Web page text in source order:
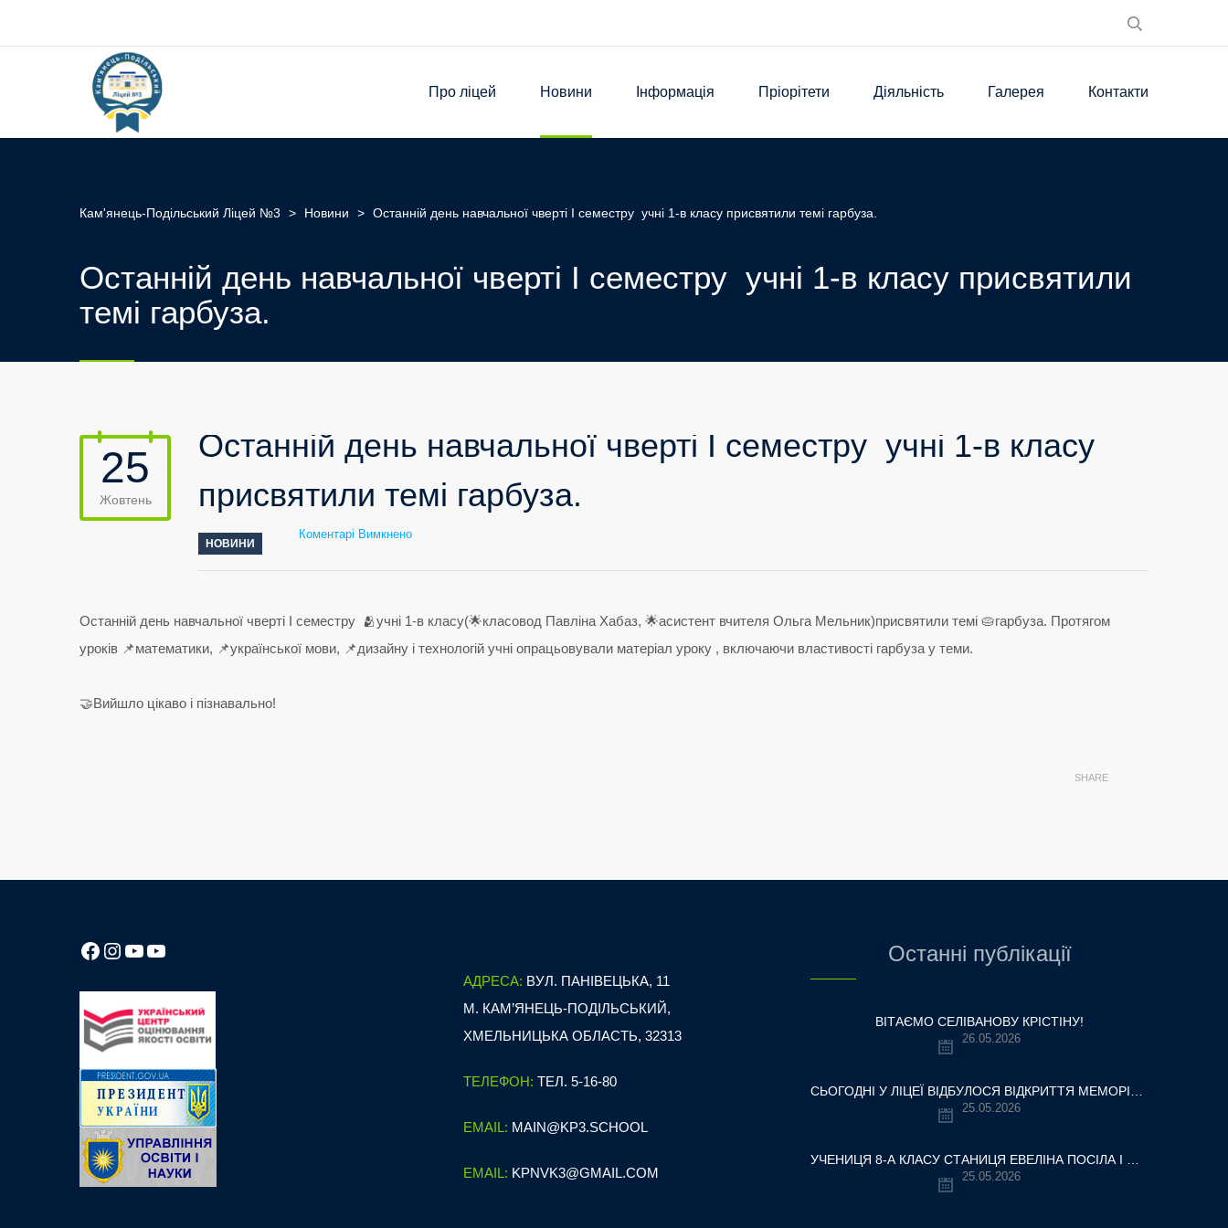
Про ліцей Новини Інформація Пріорітети Діяльність Галерея Контакти
Кам'янець-Подільський Ліцей №3 > Новини > Останній день навчальної чверті І семестру учні 1-в класу присвятили темі гарбуза.
Останній день навчальної чверті І семестру учні 1-в класу присвятили
темі гарбуза.
25
Жовтень
Останній день навчальної чверті І семестру учні 1-в класу
присвятили темі гарбуза.
НОВИНИ
Коментарі Вимкненодо
Останній
день
класу
присвятили
Останній день навчальної чверті І семестру 🫂учні 1-в класу(🌟класовод Павліна Хабаз, 🌟асистент вчителя Ольга Мельник)присвятили темі 🥧гарбуза. Протягом
уроків 📌математики, 📌української мови, 📌дизайну і технологій учні опрацьовували матеріал уроку , включаючи властивості гарбуза у теми.
🤝Вийшло цікаво і пізнавально!
SHARE
Посилання на Facebook сторінку ліцею
Instagram
Посилання на YouTube канал ліцеюПосилання на YouTube канал ліцею
АДРЕСА: ВУЛ. ПАНІВЕЦЬКА, 11
М. КАМ’ЯНЕЦЬ-ПОДІЛЬСЬКИЙ,
ХМЕЛЬНИЦЬКА ОБЛАСТЬ, 32313
ТЕЛЕФОН: ТЕЛ. 5-16-80
EMAIL: MAIN@KP3.SCHOOL
EMAIL: KPNVK3@GMAIL.COM
Останні публікації
ВІТАЄМО СЕЛІВАНОВУ КРІСТІНУ!
26.05.2026
25.05.2026
25.05.2026